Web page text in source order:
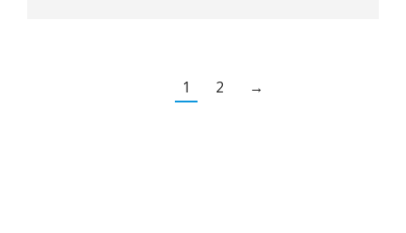
1 2 →